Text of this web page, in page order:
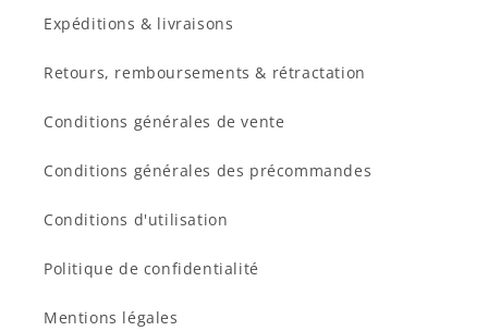
Expéditions & livraisons
Retours, remboursements & rétractation
Conditions générales de vente
Conditions générales des précommandes
Conditions d'utilisation
Politique de confidentialité
Mentions légales